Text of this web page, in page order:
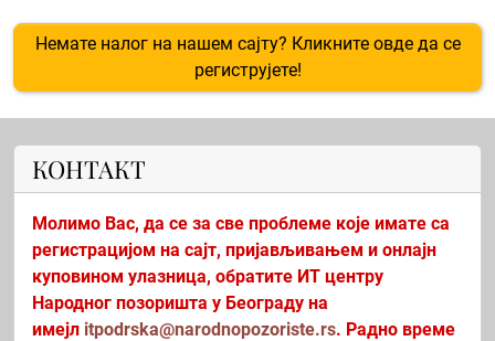
Немате налог на нашем сајту? Кликните овде да се
региструјете!
КОНТАКТ
Молимо Вас, да се за све проблеме које имате са
регистрацијом на сајт, пријављивањем и онлајн
куповином улазница, обратите ИТ центру
Народног позоришта у Београду на
имејл itpodrska@narodnopozoriste.rs. Радно време